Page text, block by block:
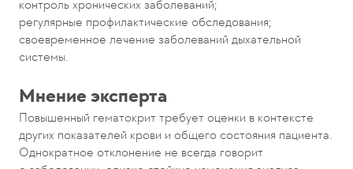
контроль хронических заболеваний;
регулярные профилактические обследования;
своевременное лечение заболеваний дыхательной
системы.
Мнение эксперта
Повышенный гематокрит требует оценки в контексте
других показателей крови и общего состояния пациента.
Однократное отклонение не всегда говорит